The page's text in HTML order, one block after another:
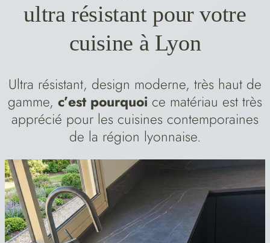
ultra résistant pour votre
cuisine à Lyon
Ultra résistant, design moderne, très haut de
gamme, c’est pourquoi ce matériau est très
apprécié pour les cuisines contemporaines
de la région lyonnaise.